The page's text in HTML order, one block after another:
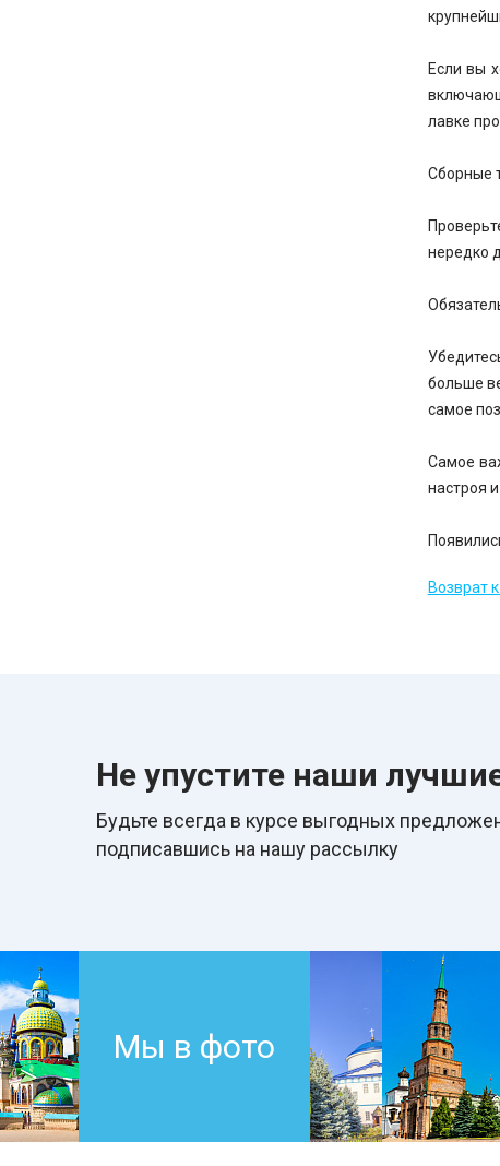
Если вы
лавке
Сборные
нередко
больше
самое
Самое
настроя
Возврат
Не упустите наши
Будьте всегда в курcе выгодных
подписавшись на нашу рассылку
Мы в фото